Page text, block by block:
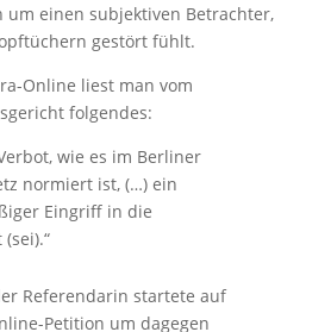
um einen subjektiven Betrachter,
gestört fühlt.
Online liest man vom
folgendes:
wie es im Berliner
normiert ist, (…) ein
Eingriff in die
Referendarin startete auf
Petition um dagegen